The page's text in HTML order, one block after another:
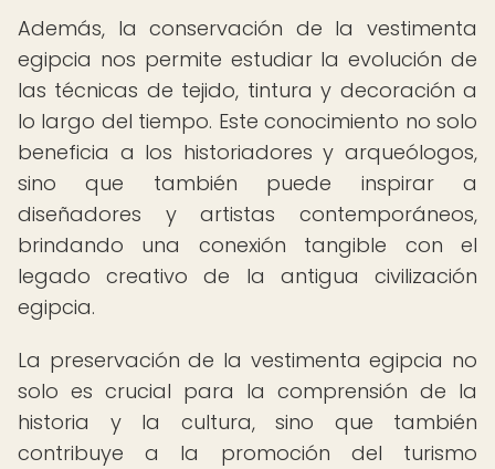
Además, la conservación de la vestimenta
egipcia nos permite estudiar la evolución de
las técnicas de tejido, tintura y decoración a
lo largo del tiempo. Este conocimiento no solo
beneficia a los historiadores y arqueólogos,
sino que también puede inspirar a
diseñadores y artistas contemporáneos,
brindando una conexión tangible con el
legado creativo de la antigua civilización
egipcia.
La preservación de la vestimenta egipcia no
solo es crucial para la comprensión de la
historia y la cultura, sino que también
contribuye a la promoción del turismo